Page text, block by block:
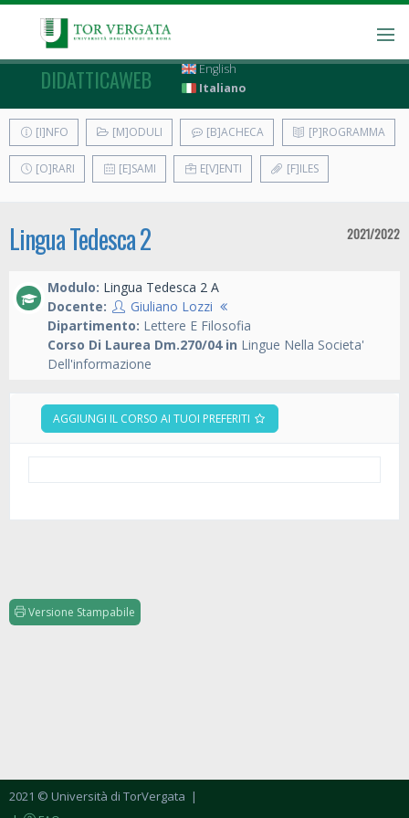
DIDATTICAWEB
English
Italiano
[I]NFO [M]ODULI [B]ACHECA [P]ROGRAMMA
[O]RARI [E]SAMI E[V]ENTI [F]ILES
Lingua Tedesca 2 2021/2022
Modulo: Lingua Tedesca 2 A
Docente:
Giuliano Lozzi
Dipartimento: Lettere E Filosofia
Corso Di Laurea Dm.270/04 in Lingue Nella Societa'
Dell'informazione
AGGIUNGI IL CORSO AI TUOI PREFERITI
Versione Stampabile
2021 © Università di TorVergata |